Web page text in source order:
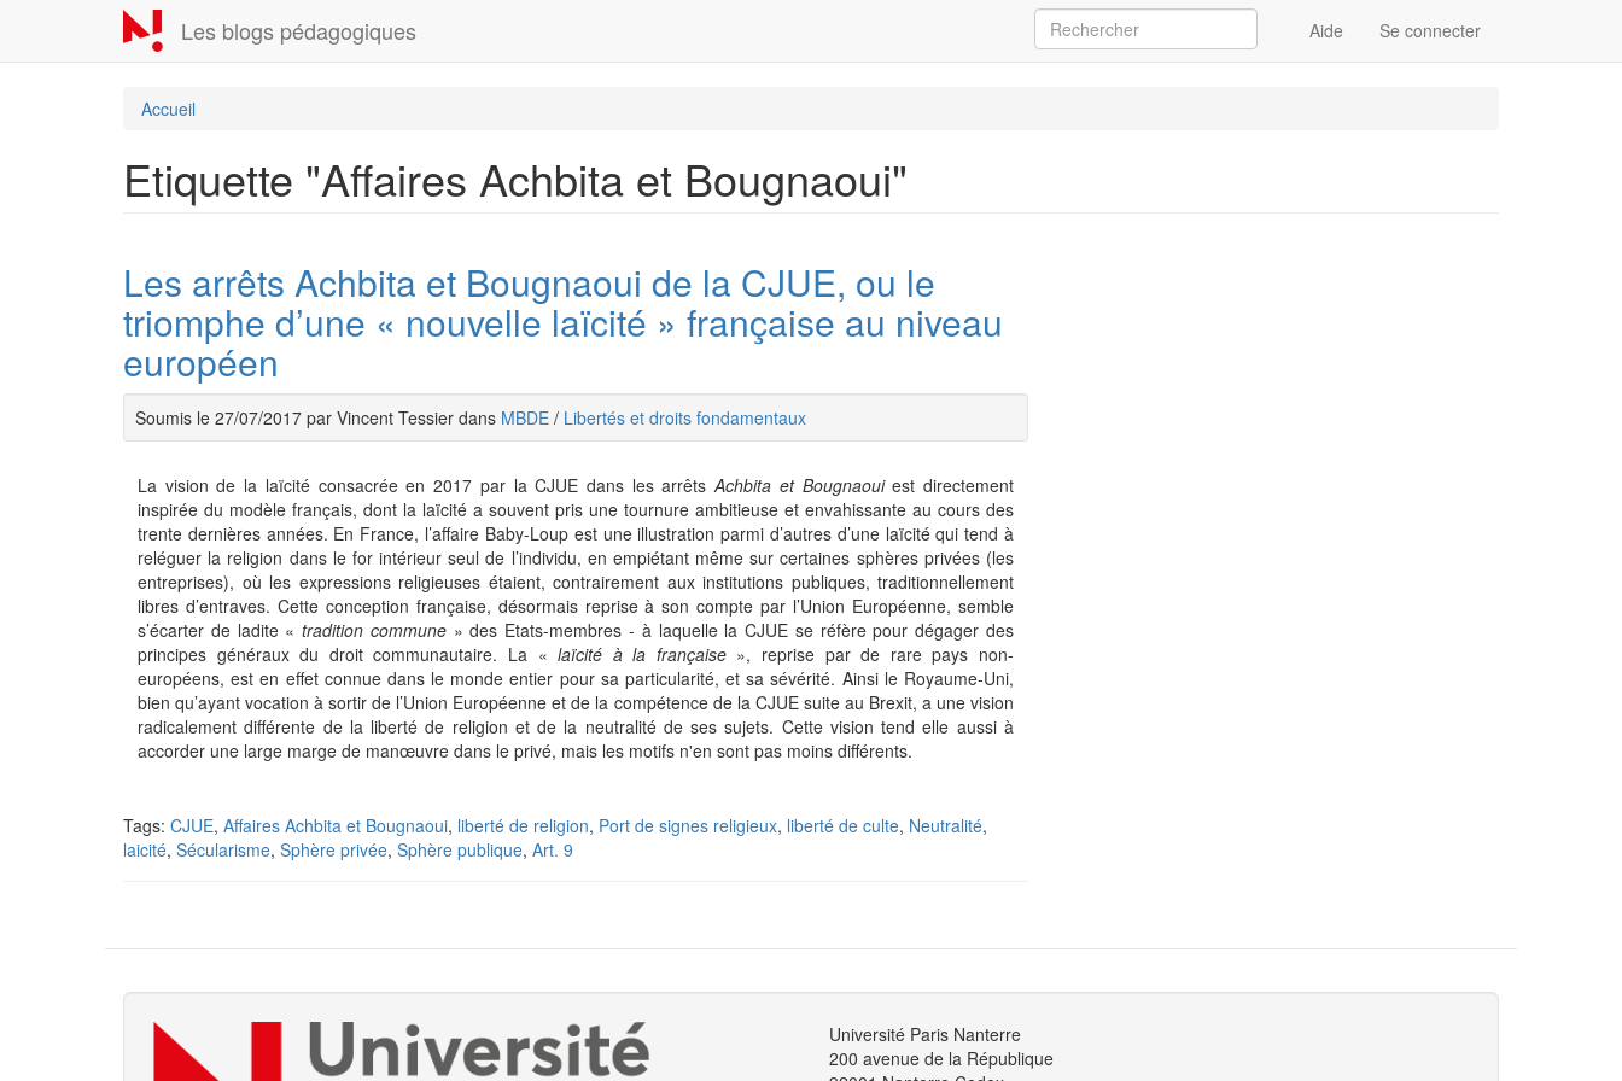
contenu
Les blogs pédagogiques Aide Se connecter
Accueil
Etiquette "Affaires Achbita et Bougnaoui"
Les arrêts Achbita et Bougnaoui de la CJUE, ou le
triomphe d’une « nouvelle laïcité » française au niveau
européen
Soumis le 27/07/2017 par Vincent Tessier dans MBDE / Libertés et droits fondamentaux
La vision de la laïcité consacrée en 2017 par la CJUE dans les arrêtsAchbita et Bougnaouiest directement
inspirée du modèle français, dont la laïcité a souvent pris une tournure ambitieuse et envahissante au cours des
trente dernières années. En France, l’affaire Baby-Loup est une illustration parmi d’autres d’une laïcité qui tend à
reléguer la religion dans le for intérieur seul de l’individu, en empiétant même sur certaines sphères privées (les
entreprises), où les expressions religieuses étaient, contrairement aux institutions publiques, traditionnellement
libres d’entraves. Cette conception française, désormais reprise à son compte par l’Union Européenne, semble
s’écarter de ladite «tradition commune» des Etats-membres - à laquelle la CJUE se réfère pour dégager des
principes généraux du droit communautaire. La «laïcité à la française », reprise par de rare pays non-
européens, est en effet connue dans le monde entier pour sa particularité, et sa sévérité. Ainsi le Royaume-Uni,
bien qu’ayant vocation à sortir de l’Union Européenne et de la compétence de la CJUE suite au Brexit, a une vision
radicalement différente de la liberté de religion et de la neutralité de ses sujets. Cette vision tend elle aussi à
accorder une large marge de manœuvre dans le privé, mais les motifs n'en sont pas moins différents.
Tags: CJUE, Affaires Achbita et Bougnaoui, liberté de religion, Port de signes religieux, liberté de culte, Neutralité,
laicité, Sécularisme, Sphère privée, Sphère publique, Art. 9
Université Paris Nanterre
200 avenue de la République